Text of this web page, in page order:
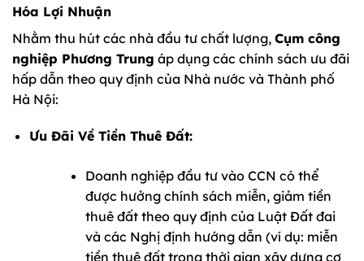
Hóa Lợi Nhuận
Nhằm thu hút các nhà đầu tư chất lượng, Cụm công
nghiệp Phương Trung áp dụng các chính sách ưu đãi
hấp dẫn theo quy định của Nhà nước và Thành phố
Hà Nội:
Ưu Đãi Về Tiền Thuê Đất:
Doanh nghiệp đầu tư vào CCN có thể
được hưởng chính sách miễn, giảm tiền
thuê đất theo quy định của Luật Đất đai
và các Nghị định hướng dẫn (ví dụ: miễn
tiền thuê đất trong thời gian xây dựng cơ